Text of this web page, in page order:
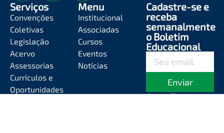
Serviços
Convenções
Coletivas
Legislação
Acervo
Assessorias
Currículos e
Oportunidades
Menu
Institucional
Associadas
Cursos
Eventos
Notícias
Cadastre-se e
receba
semanalmente
o Boletim
Educacional
Enviar
Atendimento